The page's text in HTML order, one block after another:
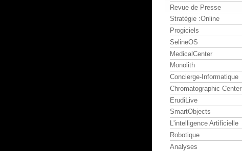
Revue de Presse
Stratégie :Online
Progiciels
SelineOS
MedicalCenter
Monolith
Concierge-Informatique
Chromatographic Center
ErudiLive
SmartObjects
L'intelligence Artificielle
Robotique
Analyses